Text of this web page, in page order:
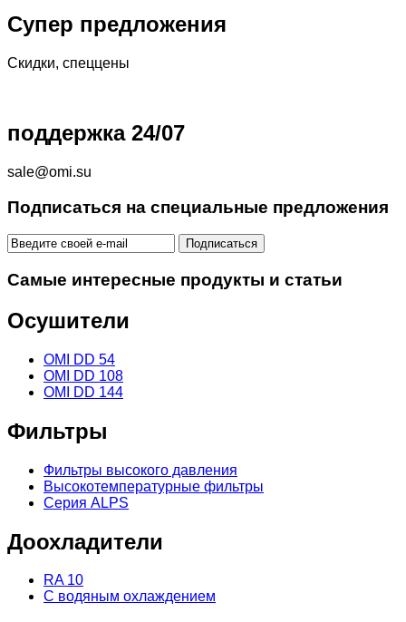
Супер предложения
Скидки, спеццены
поддержка 24/07
sale@omi.su
Подписаться на специальные предложения
Самые интересные продукты и статьи
Осушители
OMI DD 54
OMI DD 108
OMI DD 144
Фильтры
Фильтры высокого давления
Высокотемпературные фильтры
Серия ALPS
Доохладители
RA 10
С водяным охлаждением